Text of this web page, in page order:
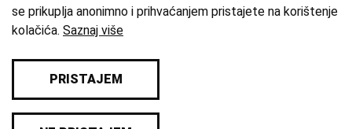
zbirka: Kulturno-povijesna zbirka
© 2026 Samoborski muzej
se prikuplja anonimno i prihvaćanjem pristajete na korištenje
kolačića. Saznaj više
PRISTAJEM